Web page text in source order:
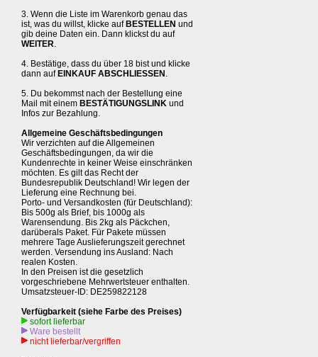
3. Wenn die Liste im Warenkorb genau das
ist, was du willst, klicke auf BESTELLEN und
gib deine Daten ein. Dann klickst du auf
WEITER.
4. Bestätige, dass du über 18 bist und klicke
dann auf EINKAUF ABSCHLIESSEN .
5. Du bekommst nach der Bestellung eine
Mail mit einem BESTÄTIGUNGSLINK und
Infos zur Bezahlung.
Allgemeine Geschäftsbedingungen
Wir verzichten auf die Allgemeinen
Geschäftsbedingungen, da wir die
Kundenrechte in keiner Weise einschränken
möchten. Es gilt das Recht der
Bundesrepublik Deutschland! Wir legen der
Lieferung eine Rechnung bei.
Porto- und Versandkosten (für Deutschland):
Bis 500g als Brief, bis 1000g als
Warensendung. Bis 2kg als Päckchen,
darüberals Paket. Für Pakete müssen
mehrere Tage Auslieferungszeit gerechnet
werden. Versendung ins Ausland: Nach
realen Kosten.
In den Preisen ist die gesetzlich
vorgeschriebene Mehrwertsteuer enthalten.
Umsatzsteuer-ID: DE259822128
Verfügbarkeit (siehe Farbe des Preises)
sofort lieferbar
Ware bestellt
nicht lieferbar/vergriffen